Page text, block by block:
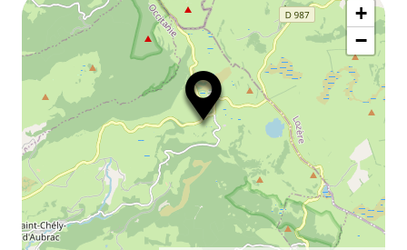
et
ou
+
−